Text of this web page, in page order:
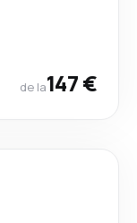
de la147 €